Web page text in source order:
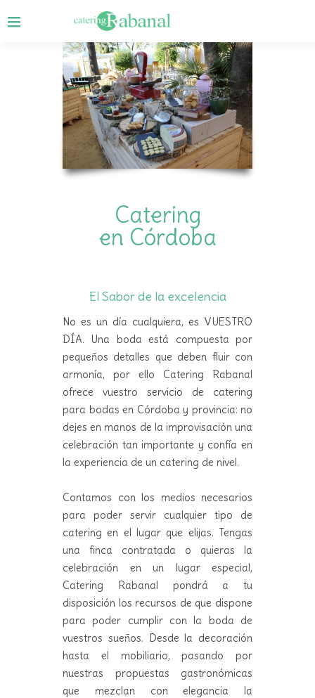
Catering
en Córdoba
El Sabor de la excelencia
No es un día cualquiera, es VUESTRO
DÍA. Una boda está compuesta por
pequeños detalles que deben fluir con
armonía, por ello Catering Rabanal
ofrece vuestro servicio de catering
para bodas en Córdoba y provincia: no
dejes en manos de la improvisación una
celebración tan importante y confía en
la experiencia de un catering de nivel.
Contamos con los medios necesarios
para poder servir cualquier tipo de
catering en el lugar que elijas. Tengas
una finca contratada o quieras la
celebración en un lugar especial,
Catering Rabanal pondrá a tu
disposición los recursos de que dispone
para poder cumplir con la boda de
vuestros sueños. Desde la decoración
hasta el mobiliario, pasando por
nuestras propuestas gastronómicas
que mezclan con elegancia la